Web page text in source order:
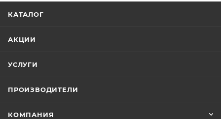
КАТАЛОГ
АКЦИИ
УСЛУГИ
ПРОИЗВОДИТЕЛИ
КОМПАНИЯ